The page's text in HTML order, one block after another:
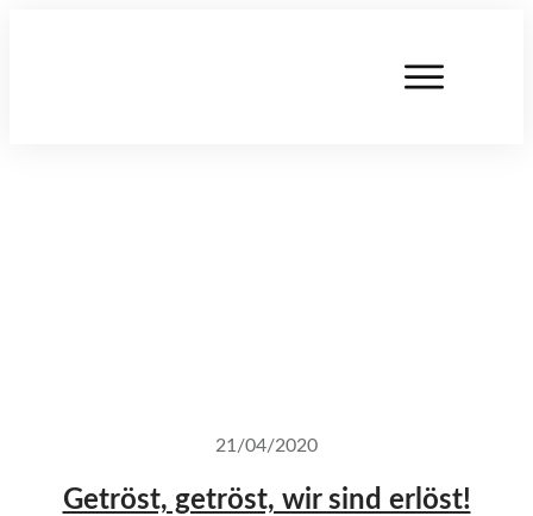
21/04/2020
Getröst, getröst, wir sind erlöst!